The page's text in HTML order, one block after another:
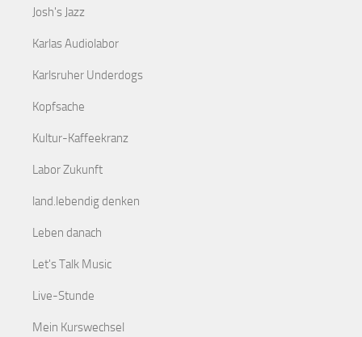
Josh's Jazz
Karlas Audiolabor
Karlsruher Underdogs
Kopfsache
Kultur-Kaffeekranz
Labor Zukunft
land.lebendig denken
Leben danach
Let's Talk Music
Live-Stunde
Mein Kurswechsel